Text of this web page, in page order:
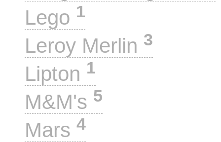
Lego 1
Leroy Merlin 3
Lipton 1
M&M's 5
Mars 4